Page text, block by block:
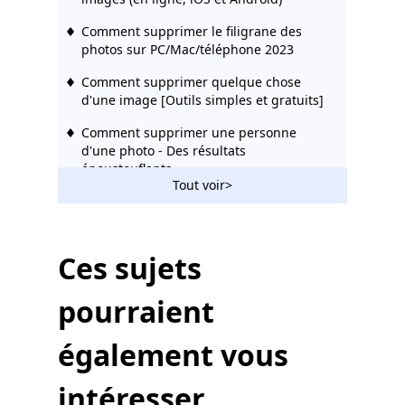
Comment supprimer le filigrane des
photos sur PC/Mac/téléphone 2023
Comment supprimer quelque chose
d'une image [Outils simples et gratuits]
Comment supprimer une personne
d'une photo - Des résultats
époustouflants
Comment ajouter une personne dans
mobile/PC/Mac/en ligne - Easy Tech
Comment Photoshoper quelqu'un à
partir d'une image [Guide détaillé]
Comment ajouter efficacement un logo à
une image [Étapes spécifiques]
Tout voir>
Ces sujets
pourraient
également vous